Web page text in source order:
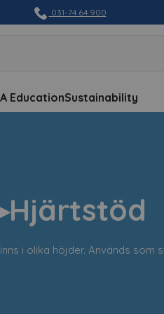
031-74 64 900
EducationSustainability
i olika höjder. Används som